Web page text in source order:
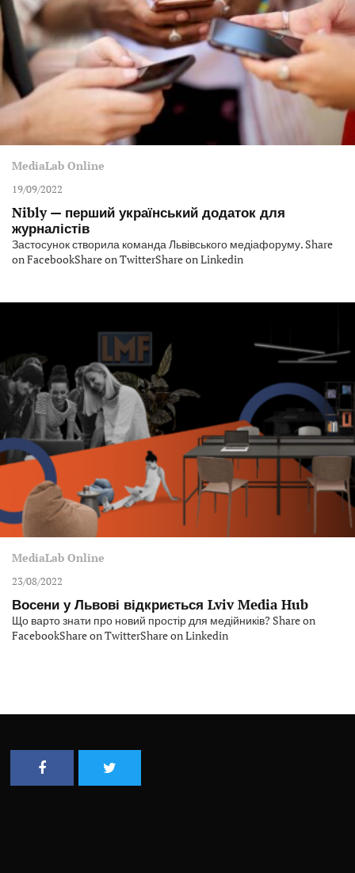
MediaLab Online
19/09/2022
Nibly — перший український додаток для
журналістів
Застосунок створила команда Львівського медіафоруму. Share
on FacebookShare on TwitterShare on Linkedin
MediaLab Online
23/08/2022
Восени у Львові відкриється Lviv Media Hub
Що варто знати про новий простір для медійників? Share on
FacebookShare on TwitterShare on Linkedin